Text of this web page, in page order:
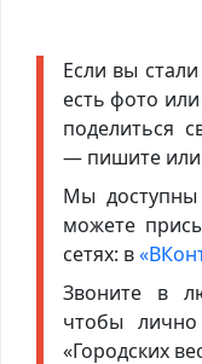
Если вы
есть фото
поделиться
— пишите или
Мы
можете
сетях: в
Звоните в
чтобы
«Городских